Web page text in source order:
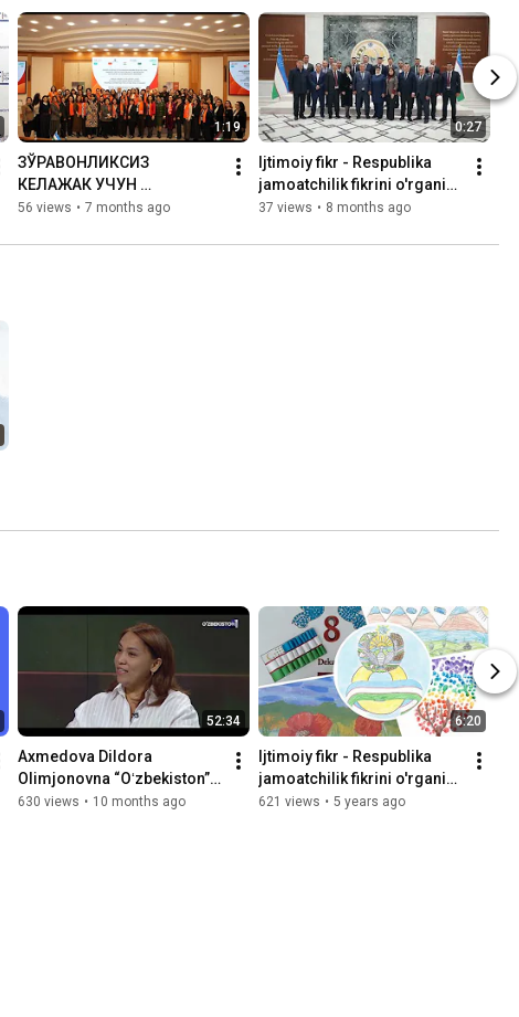
1:19
ЗЎРАВОНЛИКСИЗ
КЕЛАЖАК УЧУН
МИНТАҚАВИЙ ҲАМКОРЛИК
56 views • 7 months ago
0:27
Ijtimoiy fikr - Respublika
jamoatchilik fikrini o'rganish
markazi
37 views • 8 months ago
52:34
Axmedova Dildora
Olimjonovna “Oʻzbekiston”
telekanalidagi “Munosabat”
630 views • 10 months ago
6:20
Ijtimoiy fikr - Respublika
jamoatchilik fikrini o'rganish
markazi
621 views • 5 years ago